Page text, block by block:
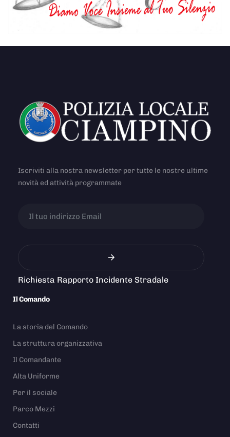
Iscriviti alla nostra newsletter per tutte le nostre ultime
novità ed attività programmate
Richiesta Rapporto Incidente Stradale
Il Comando
La storia del Comando
La struttura organizzativa
Il Comandante
Alta Uniforme
Per il sociale
Parco Mezzi
Contatti